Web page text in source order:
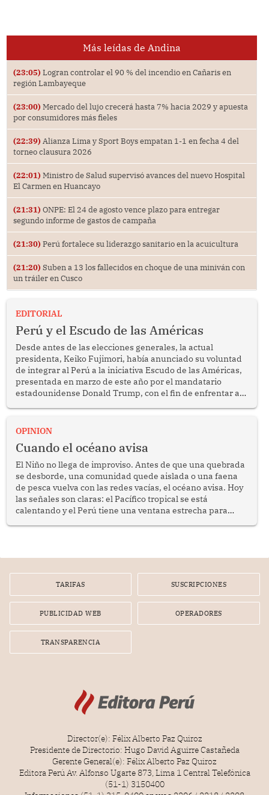
Más leídas de Andina
(23:05) Logran controlar el 90 % del incendio en Cañaris en
región Lambayeque
(23:00) Mercado del lujo crecerá hasta 7% hacia 2029 y apuesta
por consumidores más fieles
(22:39) Alianza Lima y Sport Boys empatan 1-1 en fecha 4 del
torneo clausura 2026
(22:01) Ministro de Salud supervisó avances del nuevo Hospital
El Carmen en Huancayo
(21:31) ONPE: El 24 de agosto vence plazo para entregar
segundo informe de gastos de campaña
(21:30) Perú fortalece su liderazgo sanitario en la acuicultura
(21:20) Suben a 13 los fallecidos en choque de una miniván con
un tráiler en Cusco
EDITORIAL
Perú y el Escudo de las Américas
Desde antes de las elecciones generales, la actual
presidenta, Keiko Fujimori, había anunciado su voluntad
de integrar al Perú a la iniciativa Escudo de las Américas,
presentada en marzo de este año por el mandatario
estadounidense Donald Trump, con el fin de enfrentar al
OPINION
Cuando el océano avisa
El Niño no llega de improviso. Antes de que una quebrada
se desborde, una comunidad quede aislada o una faena
de pesca vuelva con las redes vacías, el océano avisa. Hoy
las señales son claras: el Pacífico tropical se está
calentando y el Perú tiene una ventana estrecha para
TARIFAS SUSCRIPCIONES
PUBLICIDAD WEB OPERADORES
TRANSPARENCIA
Director(e): Félix Alberto Paz Quiroz
Presidente de Directorio: Hugo David Aguirre Castañeda
Gerente General(e): Félix Alberto Paz Quiroz
Editora Perú Av. Alfonso Ugarte 873, Lima 1 Central Telefónica
(51-1) 3150400